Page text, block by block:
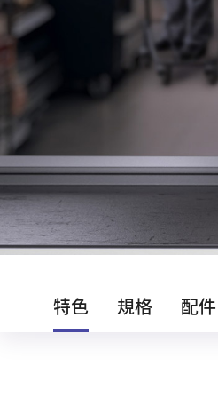
特色 規格 配件